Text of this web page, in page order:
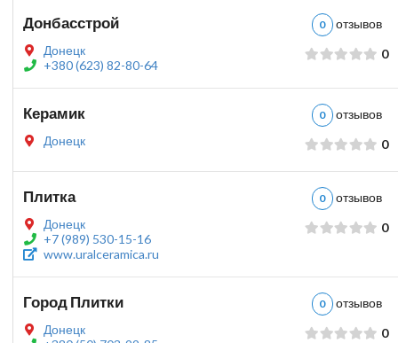
Донбасстрой 0
Донецк
+380 (623) 82-80-64
0
Керамик 0
Донецк
0
Плитка 0
Донецк
+7 (989) 530-15-16
www.uralceramica.ru
0
Город Плитки 0
Донецк
0